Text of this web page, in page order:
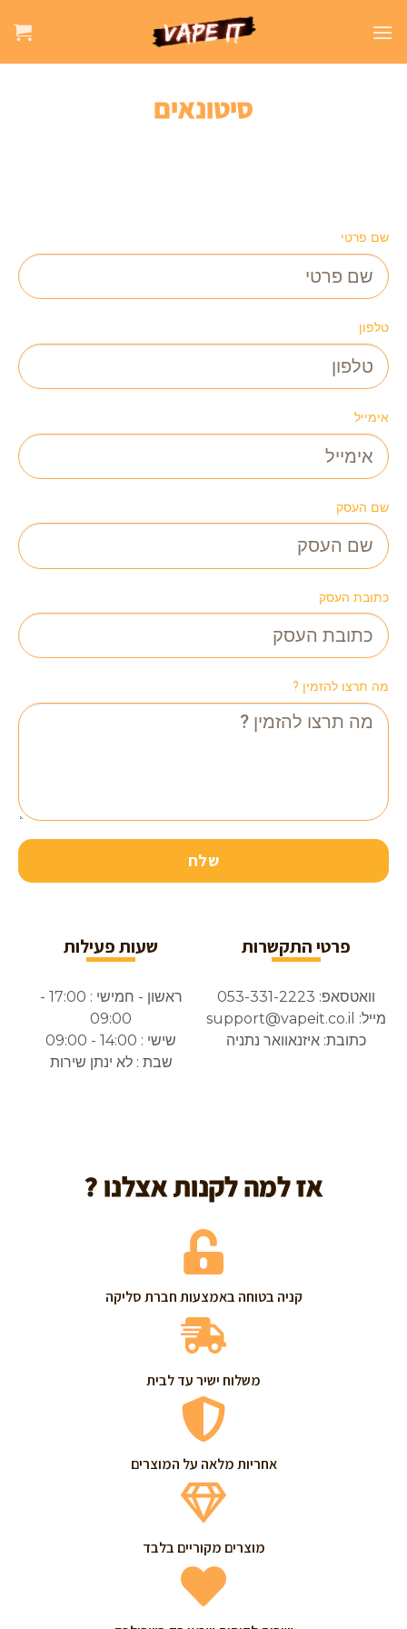
סיטונאים
שם פרטי
טלפון
אימייל
שם העסק
כתובת העסק
מה תרצו להזמין ?
שלח
פרטי התקשרות
וואטסאפ: 053-331-2223
מייל: support@vapeit.co.il
כתובת: איזנאוואר נתניה
שעות פעילות
ראשון - חמישי : 17:00 -
09:00
שישי : 14:00 - 09:00
שבת : לא ינתן שירות
אז למה לקנות אצלנו ?
קניה בטוחה באמצעות חברת סליקה
משלוח ישיר עד לבית
אחריות מלאה על המוצרים
מוצרים מקוריים בלבד